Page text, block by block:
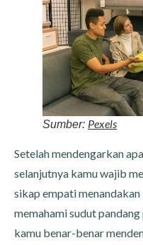
Sumber: Pexels
Setelah mendengarkan
selanjutnya kamu wajib
sikap empati
memahami sudut
kamu benar-benar